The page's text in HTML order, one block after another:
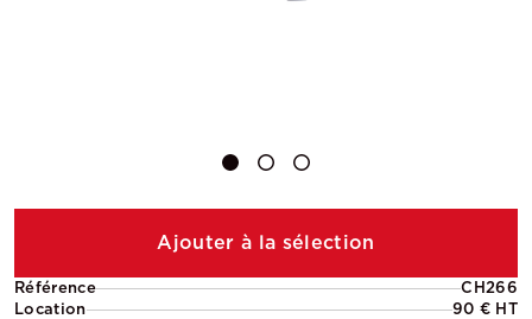
Référence
CH266
Location
90 € HT
Ajouter à la sélection